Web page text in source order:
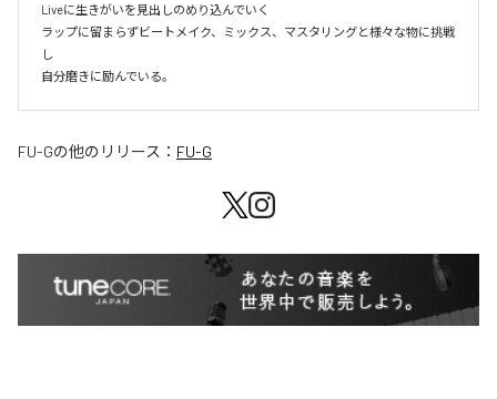
Liveに生きがいを見出しのめり込んでいく
ラップに留まらずビートメイク、ミックス、マスタリングと様々な物に挑戦
し
自分磨きに励んでいる。
FU-Gの他のリリース： FU-G